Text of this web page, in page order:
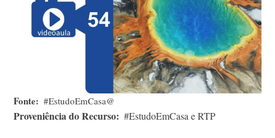
Fonte #EstudoEmCasa@
Proveniência do Recurso #EstudoEmCasa e RTP